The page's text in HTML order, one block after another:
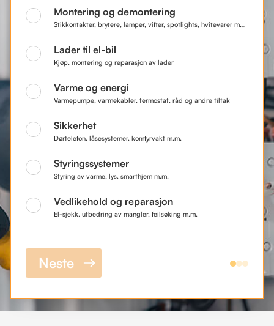
Montering og demontering
Lader til el-bil
Kjøp, montering og reparasjon av lader
Varme og energi
Varmepumpe, varmekabler, termostat, råd og andre tiltak
Sikkerhet
Dørtelefon, låsesystemer, komfyrvakt m.m.
Styringssystemer
Styring av varme, lys, smarthjem m.m.
Vedlikehold og reparasjon
El-sjekk, utbedring av mangler, feilsøking m.m.
Neste